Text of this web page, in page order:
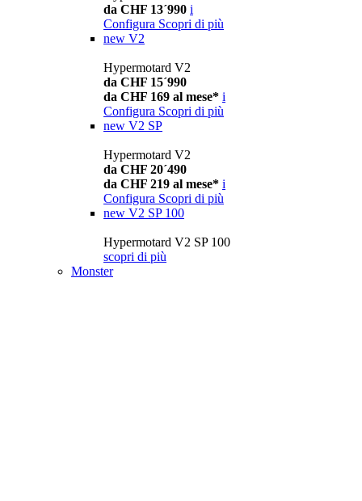
da CHF 13´990 i
Configura Scopri di più
new V2
Hypermotard V2
da CHF 15´990
da CHF 169 al mese* i
Configura Scopri di più
new V2 SP
Hypermotard V2
da CHF 20´490
da CHF 219 al mese* i
Configura Scopri di più
new V2 SP 100
Hypermotard V2 SP 100
scopri di più
Monster